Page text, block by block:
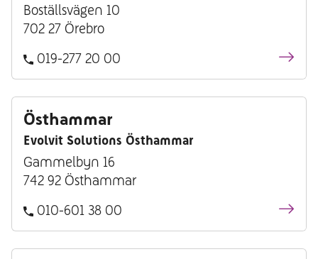
Boställsvägen 10
702 27 Örebro
019-277 20 00
Östhammar
Evolvit Solutions Östhammar
Gammelbyn 16
742 92 Östhammar
010-601 38 00